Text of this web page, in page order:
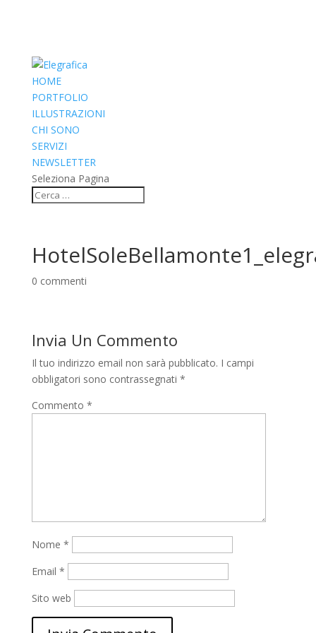
HOME
PORTFOLIO
ILLUSTRAZIONI
CHI SONO
SERVIZI
NEWSLETTER
Seleziona Pagina
0 commenti
Invia Un Commento
Il tuo indirizzo email non sarà pubblicato. I campi
obbligatori sono contrassegnati *
Commento *
Nome *
Email *
Sito web